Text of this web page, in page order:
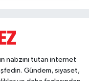
nabzını tutan internet
Gündem, siyaset,